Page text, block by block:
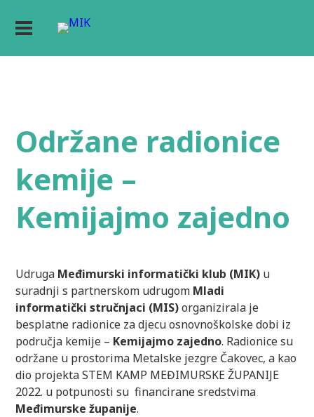
Održane radionice
kemije –
Kemijajmo zajedno
Udruga Međimurski informatički klub (MIK) u
suradnji s partnerskom udrugom Mladi
informatički stručnjaci (MIS)organizirala je
besplatne radionice za djecu osnovnoškolske dobi iz
područja kemije – Kemijajmo zajedno. Radionice su
održane u prostorima Metalske jezgre Čakovec, a kao
dio projekta STEM KAMP MEĐIMURSKE ŽUPANIJE
2022. u potpunosti su financirane sredstvima
Međimurske županije.